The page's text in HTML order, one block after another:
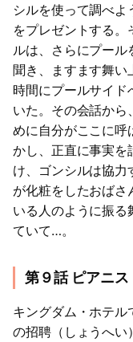
シルを使って調べ
をプレゼントする
ルは、さらにプール
聞き、ますます舞い
時間にプールサイド
いた。その会話から
めに自分がここに呼
かし、正直に事実を
け、ゴンシルは協
が化粧をしたおばさ
いる人のように振る
ていて…。
第９話 ピアニ
キングダム・ホテル
の招聘（しょうへい